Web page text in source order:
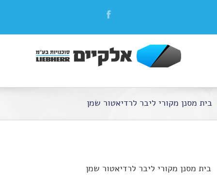
בית מסנן מקורי ליבר לרדיאטור שמן
בית מסנן מקורי ליבר לרדיאטור שמן